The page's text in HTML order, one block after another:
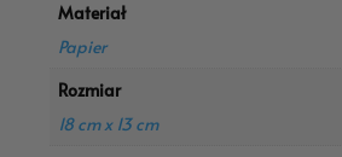
Materiał
Papier
Rozmiar
18 cm x 13 cm